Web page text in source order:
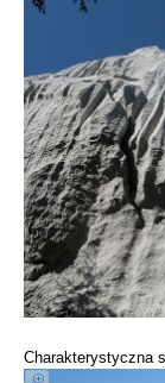
Charakterystyczna